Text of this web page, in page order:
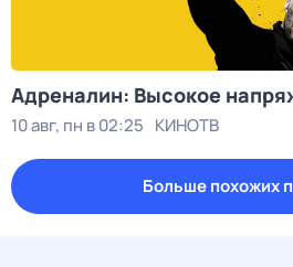
Адреналин: Высокое
10 авг, пн в 02:25 КИНОТВ
Больше похожих